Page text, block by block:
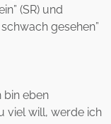
(SR) und
gesehen”
bin eben
viel will, werde ich